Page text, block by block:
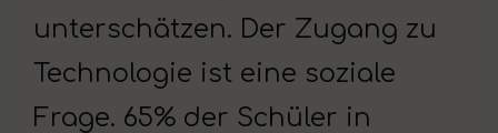
unterschätzen. Der Zugang zu
Technologie ist eine soziale
Frage. 65% der Schüler in